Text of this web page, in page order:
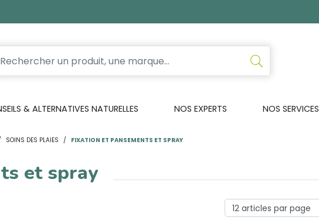
& ALTERNATIVES NATURELLES NOS EXPERTS NOS SERVICES
SOINS DES PLAIES FIXATION ET PANSEMENTS ET SPRAY
et spray